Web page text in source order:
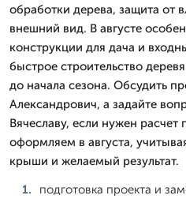
обработки дерева, защита от
внешний вид. В августе
конструкции для дача и
быстрое строительство
до начала сезона. Обсудить
Александрович, а задайте
Вячеславу, если нужен
оформляем в августа,
крыши и желаемый результат.
подготовка проекта и